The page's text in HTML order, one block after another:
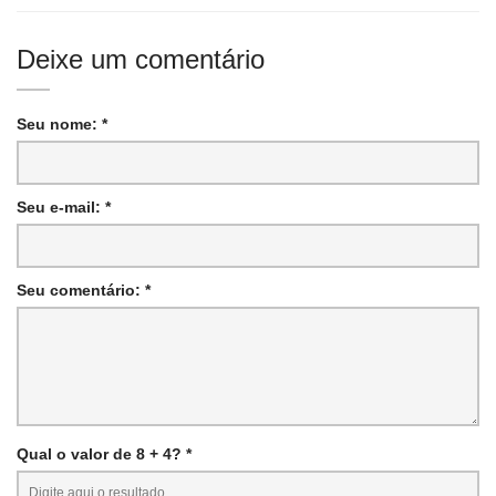
Deixe um comentário
Seu nome: *
Seu e-mail: *
Seu comentário: *
Qual o valor de 8 + 4? *